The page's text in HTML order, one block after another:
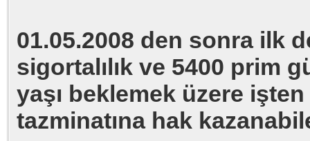
01.05.2008 den sonra ilk
sigortalılık ve 5400 prim
yaşı beklemek üzere işten
tazminatına hak